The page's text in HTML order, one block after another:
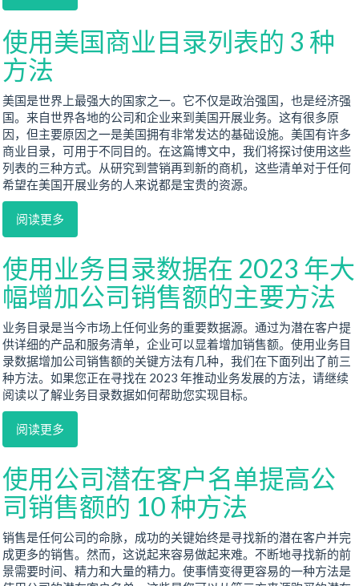
使用美国商业目录列表的 3 种
方法
美国是世界上最强大的国家之一。它不仅是政治强国，也是经济强
国。来自世界各地的公司和企业来到美国开展业务。这有很多原
因，但主要原因之一是美国拥有非常发达的基础设施。美国有许多
商业目录，可用于不同目的。在这篇博文中，我们将探讨使用这些
列表的三种方式。从研究到营销再到新的商机，这些清单对于任何
希望在美国开展业务的人来说都是宝贵的资源。
阅读更多
使用业务目录数据在 2023 年大
幅增加公司销售额的主要方法
业务目录是当今市场上任何业务的重要数据源。通过为潜在客户提
供详细的产品和服务清单，企业可以显着增加销售额。使用业务目
录数据增加公司销售额的关键方法有几种，我们在下面列出了前三
种方法。如果您正在寻找在 2023 年推动业务发展的方法，请继续
阅读以了解业务目录数据如何帮助您实现目标。
阅读更多
使用公司潜在客户名单提高公
司销售额的 10 种方法
销售是任何公司的命脉，成功的关键始终是寻找新的潜在客户并完
成更多的销售。然而，这说起来容易做起来难。不断地寻找新的前
景需要时间、精力和大量的精力。使事情变得更容易的一种方法是